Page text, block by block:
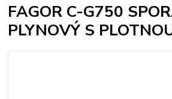
FAGOR C-G750
PLYNOVÝ S